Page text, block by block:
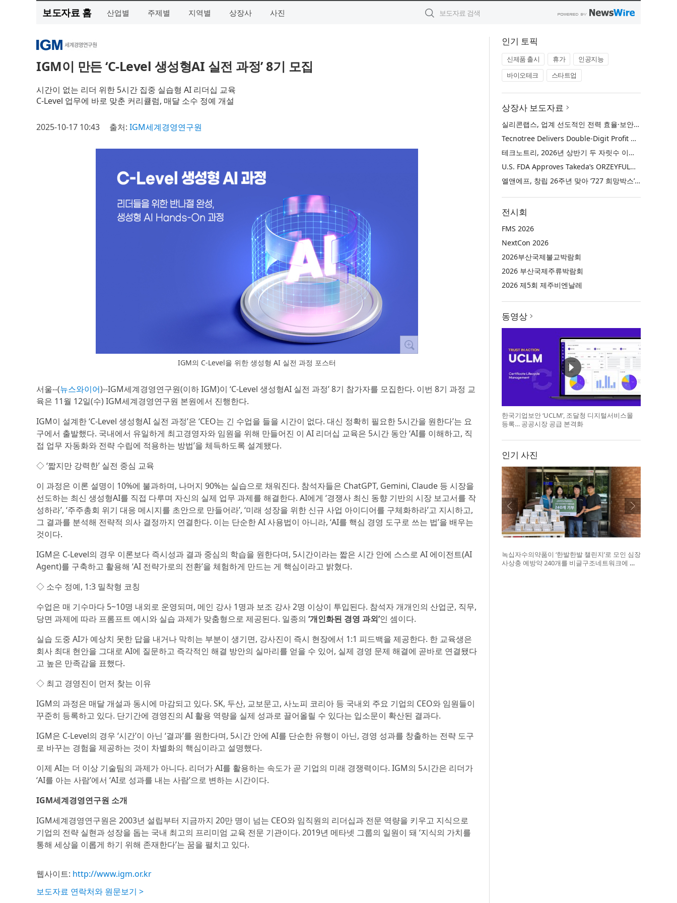
보도자료 홈 산업별 주제별 지역별 상장사 사진
IGM이 만든 ‘C-Level 생성형AI 실전 과정’ 8기 모집
시간이 없는 리더 위한 5시간 집중 실습형 AI 리더십 교육
C-Level 업무에 바로 맞춘 커리큘럼, 매달 소수 정예 개설
2025-10-17 10:43 출처: IGM세계경영연구원
IGM의 C-Level을 위한 생성형 AI 실전 과정 포스터
서울--(뉴스와이어)--IGM세계경영연구원(이하 IGM)이 ‘C-Level 생성형AI 실전 과정’ 8기 참가자를 모집한다. 이번 8기 과정 교
육은 11월 12일(수) IGM세계경영연구원 본원에서 진행한다.
IGM이 설계한 ‘C-Level 생성형AI 실전 과정’은 ‘CEO는 긴 수업을 들을 시간이 없다. 대신 정확히 필요한 5시간을 원한다’는 요
구에서 출발했다. 국내에서 유일하게 최고경영자와 임원을 위해 만들어진 이 AI 리더십 교육은 5시간 동안 ‘AI를 이해하고, 직
접 업무 자동화와 전략 수립에 적용하는 방법’을 체득하도록 설계됐다.
◇ ‘짧지만 강력한’ 실전 중심 교육
이 과정은 이론 설명이 10%에 불과하며, 나머지 90%는 실습으로 채워진다. 참석자들은 ChatGPT, Gemini, Claude 등 시장을
선도하는 최신 생성형AI를 직접 다루며 자신의 실제 업무 과제를 해결한다. AI에게 ‘경쟁사 최신 동향 기반의 시장 보고서를 작
성하라’, ‘주주총회 위기 대응 메시지를 초안으로 만들어라’, ‘미래 성장을 위한 신규 사업 아이디어를 구체화하라’고 지시하고,
그 결과를 분석해 전략적 의사 결정까지 연결한다. 이는 단순한 AI 사용법이 아니라, ‘AI를 핵심 경영 도구로 쓰는 법’을 배우는
것이다.
IGM은 C-Level의 경우 이론보다 즉시성과 결과 중심의 학습을 원한다며, 5시간이라는 짧은 시간 안에 스스로 AI 에이전트(AI
Agent)를 구축하고 활용해 ‘AI 전략가로의 전환’을 체험하게 만드는 게 핵심이라고 밝혔다.
◇ 소수 정예, 1:3 밀착형 코칭
수업은 매 기수마다 5~10명 내외로 운영되며, 메인 강사 1명과 보조 강사 2명 이상이 투입된다. 참석자 개개인의 산업군, 직무,
당면 과제에 따라 프롬프트 예시와 실습 과제가 맞춤형으로 제공된다. 일종의 ‘개인화된 경영 과외’인 셈이다.
실습 도중 AI가 예상치 못한 답을 내거나 막히는 부분이 생기면, 강사진이 즉시 현장에서 1:1 피드백을 제공한다. 한 교육생은
회사 최대 현안을 그대로 AI에 질문하고 즉각적인 해결 방안의 실마리를 얻을 수 있어, 실제 경영 문제 해결에 곧바로 연결됐다
고 높은 만족감을 표했다.
◇ 최고 경영진이 먼저 찾는 이유
IGM의 과정은 매달 개설과 동시에 마감되고 있다. SK, 두산, 교보문고, 사노피 코리아 등 국내외 주요 기업의 CEO와 임원들이
꾸준히 등록하고 있다. 단기간에 경영진의 AI 활용 역량을 실제 성과로 끌어올릴 수 있다는 입소문이 확산된 결과다.
IGM은 C-Level의 경우 ‘시간’이 아닌 ‘결과’를 원한다며, 5시간 안에 AI를 단순한 유행이 아닌, 경영 성과를 창출하는 전략 도구
로 바꾸는 경험을 제공하는 것이 차별화의 핵심이라고 설명했다.
이제 AI는 더 이상 기술팀의 과제가 아니다. 리더가 AI를 활용하는 속도가 곧 기업의 미래 경쟁력이다. IGM의 5시간은 리더가
‘AI를 아는 사람’에서 ‘AI로 성과를 내는 사람’으로 변하는 시간이다.
IGM세계경영연구원 소개
IGM세계경영연구원은 2003년 설립부터 지금까지 20만 명이 넘는 CEO와 임직원의 리더십과 전문 역량을 키우고 지식으로
기업의 전략 실현과 성장을 돕는 국내 최고의 프리미엄 교육 전문 기관이다. 2019년 메타넷 그룹의 일원이 돼 ‘지식의 가치를
통해 세상을 이롭게 하기 위해 존재한다’는 꿈을 펼치고 있다.
웹사이트: http://www.igm.or.kr
보도자료 연락처와 원문보기 >
인기 토픽
신제품 출시 휴가
인공지능
바이오테크
스타트업
상장사 보도자료
실리콘랩스, 업계 선도적인 전력 효율·보안·통합성을 갖춘 초저전력 블루투스 LE SoC ‘BG2B’ 공개
Tecnotree Delivers Double-Digit Profit Growth and Accelerated Deployment Momentum in H1 2026
테크노트리, 2026년 상반기 두 자릿수 이익 성장 및 글로벌 구축 가속화
U.S. FDA Approves Takeda’s ORZEYFUL™ (oveporexton), the First and Only Medicine to Treat the Underlying Cause of Narcolepsy Type 1
엘앤에프, 창립 26주년 맞아 ‘727 희망박스’ 나눔 캠페인 진행… 임직원과 함께 대구 지역사회 상생 실천
전시회
FMS 2026
NextCon 2026
2026부산국제불교박람회
2026 부산국제주류박람회
2026 제5회 제주비엔날레
동영상
한국기업보안 ‘UCLM’, 조달청 디지털서비스몰
등록… 공공시장 공급 본격화
인기 사진
녹십자수의약품이 ‘한발한발 챌린지’로 모인 심장
사상충 예방약 240개를 비글구조네트워크에 전